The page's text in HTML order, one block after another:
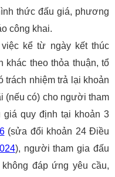
thức đấu giá, phương
công khai.
kể từ ngày kết thúc
khác theo thỏa thuận, tổ
trách nhiệm trả lại khoản
(nếu có) cho người tham
quy định tại khoản 3
(sửa đổi khoản 24 Điều
), người tham gia đấu
đáp ứng yêu cầu,